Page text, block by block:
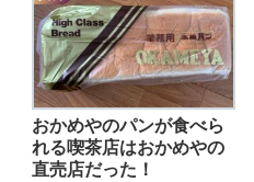
おかめやのパンが食べら
れる喫茶店はおかめやの
直売店だった！